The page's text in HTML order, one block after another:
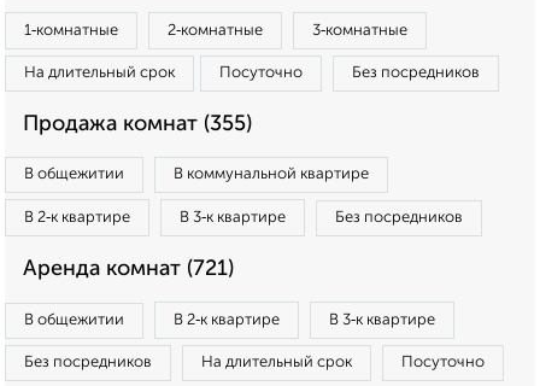
1‑комнатные 2‑комнатные 3‑комнатные
На длительный срок Посуточно Без посредников
Продажа комнат (355)
В общежитии В коммунальной квартире
В 2‑к квартире В 3‑к квартире Без посредников
Аренда комнат (721)
В общежитии В 2‑к квартире В 3‑к квартире
Без посредников На длительный срок Посуточно